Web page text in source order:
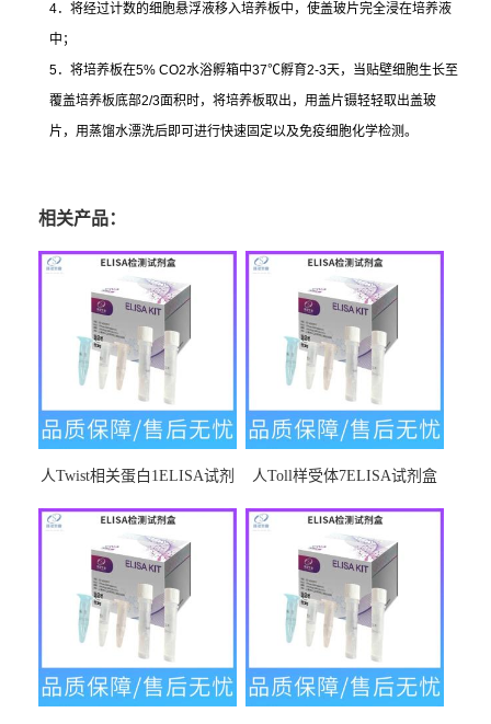
4．将经过计数的细胞悬浮液移入培养板中，使盖玻片完全浸在培养液
中；
5．将培养板在5% CO2水浴孵箱中37℃孵育2-3天，当贴壁细胞生长至
覆盖培养板底部2/3面积时，将培养板取出，用盖片镊轻轻取出盖玻
片，用蒸馏水漂洗后即可进行快速固定以及免疫细胞化学检测。
相关产品：
人Twist相关蛋白1ELISA试剂
人Toll样受体7ELISA试剂盒